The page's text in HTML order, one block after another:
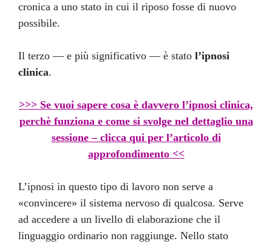
cronica a uno stato in cui il riposo fosse di nuovo
possibile.
Il terzo — e più significativo — è stato l’ipnosi
clinica.
>>> Se vuoi sapere cosa è davvero l’ipnosi clinica,
perchè funziona e come si svolge nel dettaglio una
sessione – clicca qui per l’articolo di
approfondimento <<
L’ipnosi in questo tipo di lavoro non serve a
«convincere» il sistema nervoso di qualcosa. Serve
ad accedere a un livello di elaborazione che il
linguaggio ordinario non raggiunge. Nello stato